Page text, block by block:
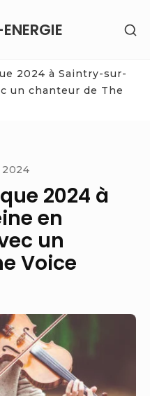
2024 à Saintry-sur-
un chanteur de The
2024 à
en
un
Voice